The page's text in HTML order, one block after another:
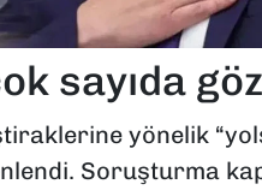
sayıda
yönelik
Soruşturma